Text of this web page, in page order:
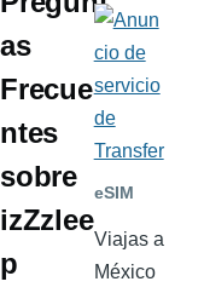
as
Frecue
ntes
sobre
izZzlee
p
eSIM
Viajas a
México